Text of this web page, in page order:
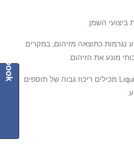
השמן.
המנוע נגרמות כתוצאה מזיהום, במקרים
מונע את הזיהום.
-תוספים מתוצרת Liqui Moly מכילים ריכוז גבוה של תוספים
Facebook